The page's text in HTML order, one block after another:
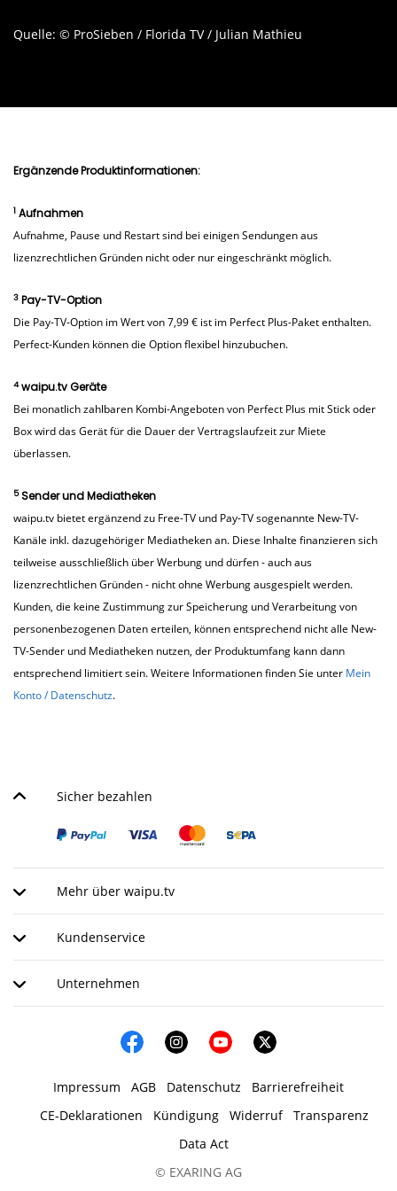
Quelle: © ProSieben / Florida TV / Julian Mathieu
Ergänzende Produktinformationen:
1 Aufnahmen
Aufnahme, Pause und Restart sind bei einigen Sendungen aus
lizenzrechtlichen Gründen nicht oder nur eingeschränkt möglich.
3 Pay-TV-Option
Die Pay-TV-Option im Wert von 7,99 € ist im Perfect Plus-Paket enthalten.
Perfect-Kunden können die Option flexibel hinzubuchen.
4waipu.tv Geräte
Bei monatlich zahlbaren Kombi-Angeboten von Perfect Plus mit Stick oder
Box wird das Gerät für die Dauer der Vertragslaufzeit zur Miete
überlassen.
5Sender und Mediatheken
waipu.tv bietet ergänzend zu Free-TV und Pay-TV sogenannte New-TV-
Kanäle inkl. dazugehöriger Mediatheken an. Diese Inhalte finanzieren sich
teilweise ausschließlich über Werbung und dürfen - auch aus
lizenzrechtlichen Gründen - nicht ohne Werbung ausgespielt werden.
Kunden, die keine Zustimmung zur Speicherung und Verarbeitung von
personenbezogenen Daten erteilen, können entsprechend nicht alle New-
TV-Sender und Mediatheken nutzen, der Produktumfang kann dann
entsprechend limitiert sein. Weitere Informationen finden Sie unter Mein
Konto / Datenschutz.
Sicher bezahlen
Mehr über waipu.tv
Kundenservice
Unternehmen
Impressum AGB Datenschutz
Barrierefreiheit
CE-Deklarationen
Kündigung Widerruf
Transparenz
Data Act
© EXARING AG